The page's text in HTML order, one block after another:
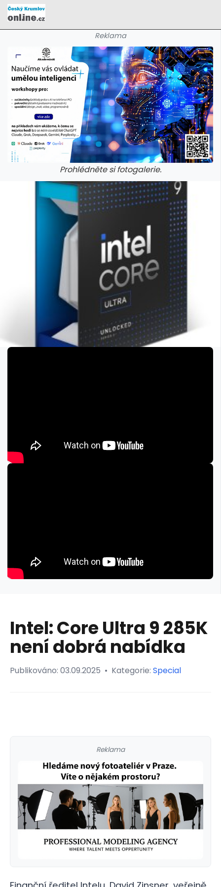
Reklama
Prohlédněte si fotogalerie.
Intel: Core Ultra 9 285K
není dobrá nabídka
Publikováno: 03.09.2025 • Kategorie: Special
Reklama